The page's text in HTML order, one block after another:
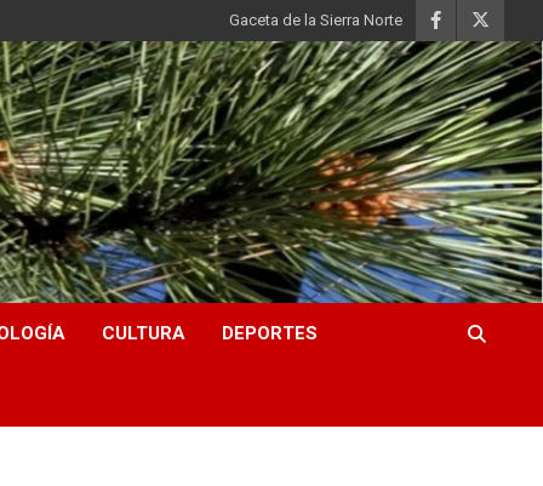
Gaceta de la Sierra Norte
CULTURA DEPORTES